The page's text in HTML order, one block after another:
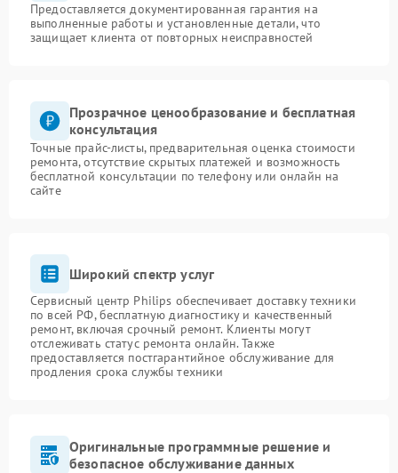
Предоставляется документированная гарантия на
выполненные работы и установленные детали, что
защищает клиента от повторных неисправностей
Прозрачное ценообразование и бесплатная
консультация
Точные прайс-листы, предварительная оценка стоимости
ремонта, отсутствие скрытых платежей и возможность
бесплатной консультации по телефону или онлайн на
сайте
Широкий спектр услуг
Сервисный центр Philips обеспечивает доставку техники
по всей РФ, бесплатную диагностику и качественный
ремонт, включая срочный ремонт. Клиенты могут
отслеживать статус ремонта онлайн. Также
предоставляется постгарантийное обслуживание для
продления срока службы техники
Оригинальные программные решение и
безопасное обслуживание данных